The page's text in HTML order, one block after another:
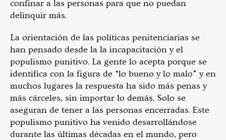
confinar a las personas para que no puedan
delinquir más.
La orientación de las políticas penitenciarias se
han pensado desde la la incapacitación y el
populismo punitivo. La gente lo acepta porque se
identifica con la figura de “lo bueno y lo malo” y en
muchos lugares la respuesta ha sido más penas y
más cárceles, sin importar lo demás. Solo se
aseguran de tener a las personas encerradas. Este
populismo punitivo ha venido desarrollándose
durante las últimas décadas en el mundo, pero